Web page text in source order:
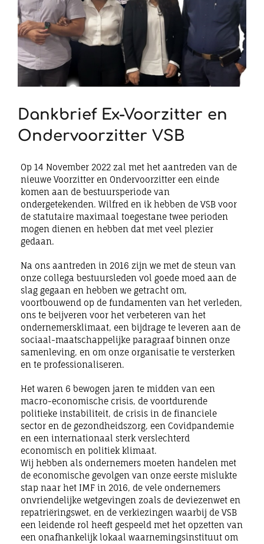
Dankbrief Ex-Voorzitter en
Ondervoorzitter VSB
Op 14 November 2022 zal met het aantreden van de
nieuwe Voorzitter en Ondervoorzitter een einde
komen aan de bestuursperiode van
ondergetekenden. Wilfred en ik hebben de VSB voor
de statutaire maximaal toegestane twee perioden
mogen dienen en hebben dat met veel plezier
gedaan.
Na ons aantreden in 2016 zijn we met de steun van
onze collega bestuursleden vol goede moed aan de
slag gegaan en hebben we getracht om,
voortbouwend op de fundamenten van het verleden,
ons te beijveren voor het verbeteren van het
ondernemersklimaat, een bijdrage te leveren aan de
sociaal-maatschappelijke paragraaf binnen onze
samenleving, en om onze organisatie te versterken
en te professionaliseren.
Het waren 6 bewogen jaren te midden van een
macro-economische crisis, de voortdurende
politieke instabiliteit, de crisis in de financiele
sector en de gezondheidszorg, een Covidpandemie
en een internationaal sterk verslechterd
economisch en politiek klimaat.
Wij hebben als ondernemers moeten handelen met
de economische gevolgen van onze eerste mislukte
stap naar het IMF in 2016, de vele ondernemers
onvriendelijke wetgevingen zoals de deviezenwet en
repatriëringswet, en de verkiezingen waarbij de VSB
een leidende rol heeft gespeeld met het opzetten van
een onafhankelijk lokaal waarnemingsinstituut om